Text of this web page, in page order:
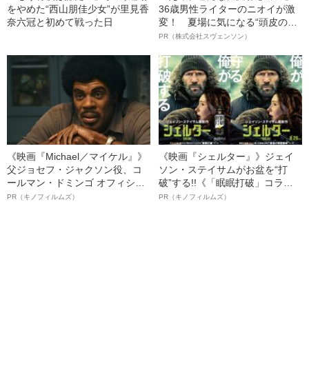
をやめた“西山朋佳少女”が里見香
奈六冠と初めて戦った日
36歳男性ライターのニオイが激
変！ 夏場に気になる“頭皮のニ
オイ”や“ベタつき”を解消す
ト”が生み出した徹底ケアとは
PR（株式会社スヴェンソン）
《映画『Michael／マイケル』》
父ジョセフ・ジャクソン役、コ
ールマン・ドミンゴ オフィシャ
ルインタビュー“観客を魅了した
PR（キノフィルムズ）
《映画『シェルター』》ジェイ
ソン・ステイサムがお盆を“打
破”する!!《「眠眠打破」コラ
ボ》
PR（キノフィルムズ）